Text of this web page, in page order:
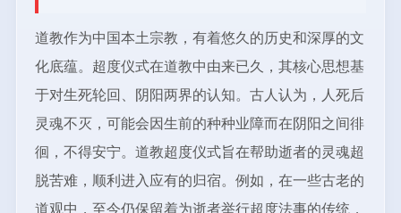
道教作为中国本土宗教，有着悠久的历史和深厚的文
化底蕴。超度仪式在道教中由来已久，其核心思想基
于对生死轮回、阴阳两界的认知。古人认为，人死后
灵魂不灭，可能会因生前的种种业障而在阴阳之间徘
徊，不得安宁。道教超度仪式旨在帮助逝者的灵魂超
脱苦难，顺利进入应有的归宿。例如，在一些古老的
道观中，至今仍保留着为逝者举行超度法事的传统，